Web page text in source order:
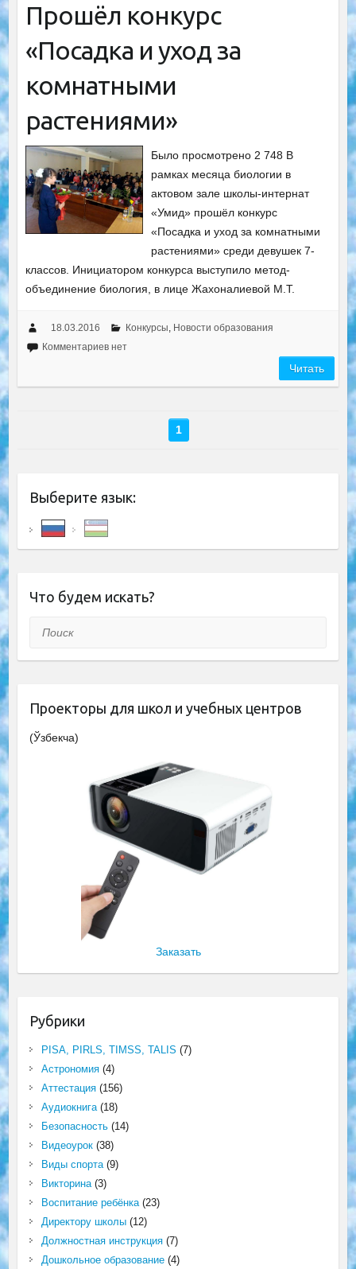
Прошёл конкурс
«Посадка и уход за
комнатными
растениями»
Было просмотрено 2 748 В
рамках месяца биологии в
актовом зале школы-интернат
«Умид» прошёл конкурс
«Посадка и уход за комнатными
растениями» среди девушек 7-
классов. Инициатором конкурса выступило метод-
объединение биология, в лице Жахоналиевой М.Т.
18.03.2016 Конкурсы, Новости образования
Комментариев нет
Читать
1
Выберите язык:
Что будем искать?
Поиск
Проекторы для школ и учебных центров
(Ўзбекча)
Заказать
Рубрики
PISA, PIRLS, TIMSS, TALIS (7)
Астрономия(4)
Аттестация(156)
Аудиокнига(18)
Безопасность(14)
Видеоурок(38)
Виды спорта(9)
Викторина(3)
Воспитание ребёнка(23)
Директору школы(12)
Должностная инструкция(7)
Дошкольное образование(4)